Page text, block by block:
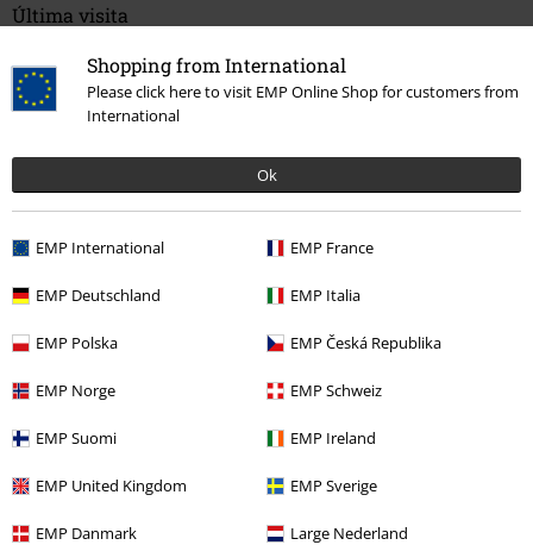
Shopping from International
Please click here to visit EMP Online Shop for customers from
International
Ok
EMP International EMP France
EMP Deutschland EMP Italia
EMP Polska EMP Česká Republika
EMP Norge EMP Schweiz
EMP Suomi EMP Ireland
EMP United Kingdom EMP Sverige
EMP Danmark Large Nederland
Última visita